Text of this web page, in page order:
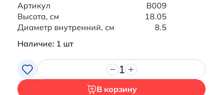
Артикул
B009
Высота, см
18.05
Диаметр внутренний, см
8.5
Наличие: 1 шт
1
В корзину